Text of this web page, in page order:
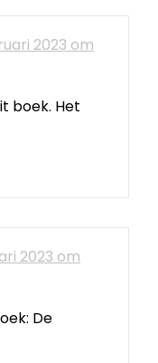
2023 om
boek. Het
2023 om
De